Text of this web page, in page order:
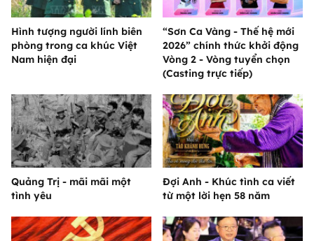
Hình tượng người lính biên
phòng trong ca khúc Việt
Nam hiện đại
“Sơn Ca Vàng - Thế hệ mới
2026” chính thức khởi động
Vòng 2 - Vòng tuyển chọn
(Casting trực tiếp)
Quảng Trị - mãi mãi một
tình yêu
Đợi Anh - Khúc tình ca viết
từ một lời hẹn 58 năm